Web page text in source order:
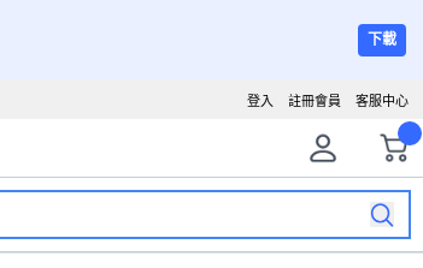
下載
客服中心
註冊會員
登入